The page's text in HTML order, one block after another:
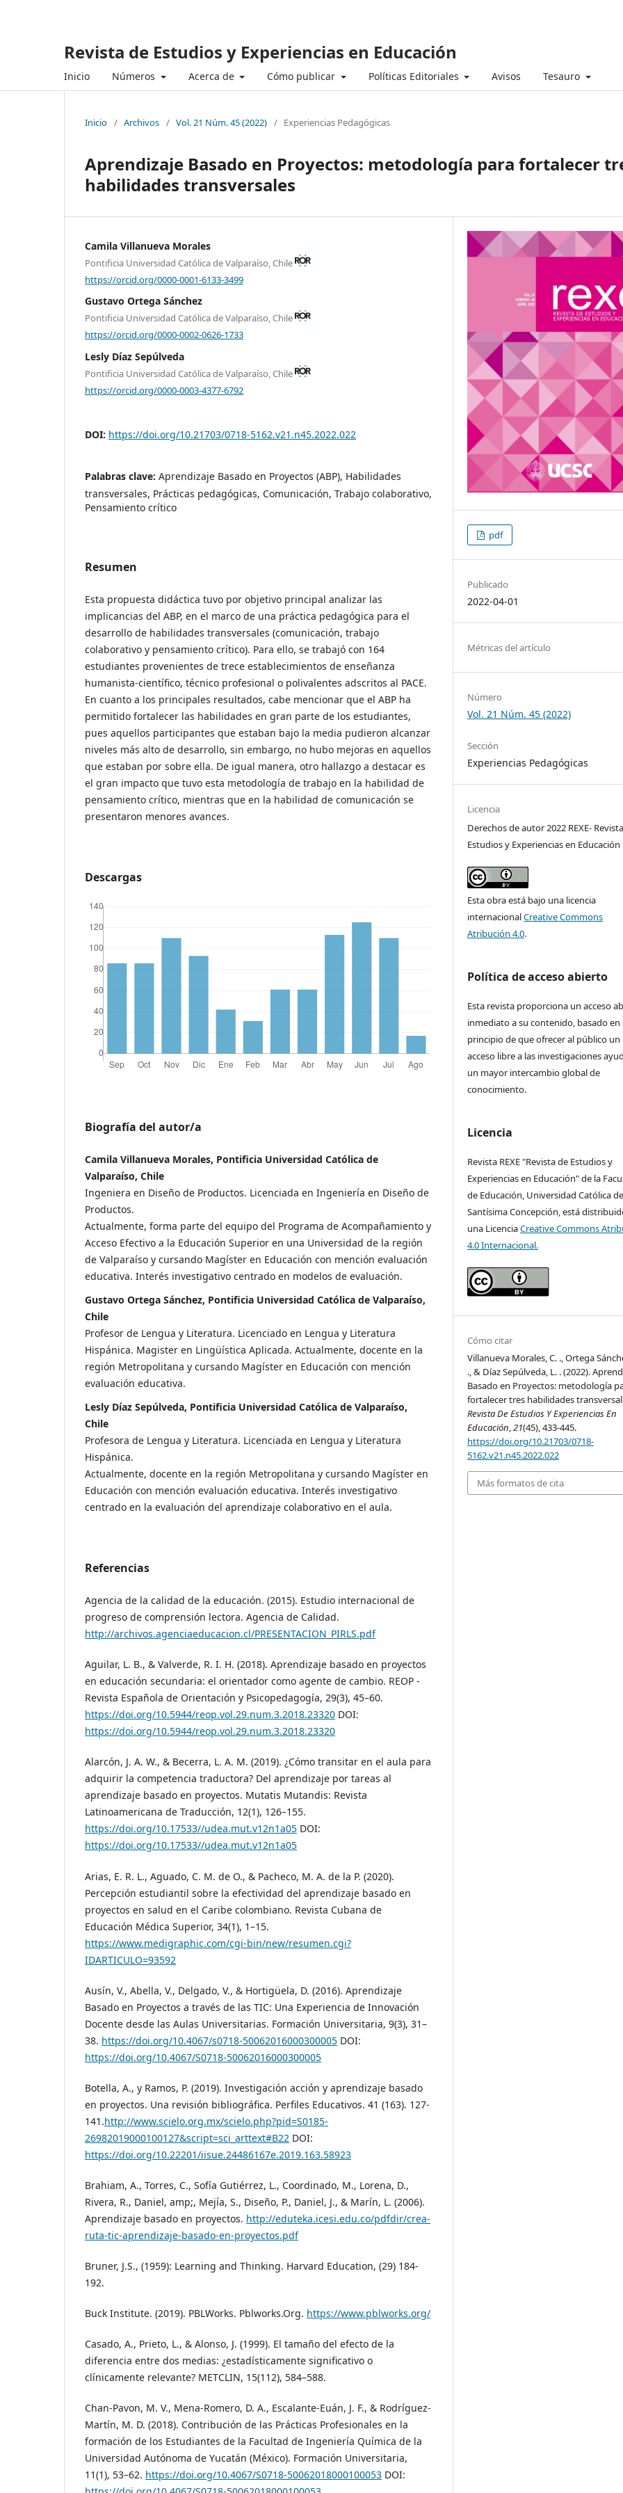
Revista de Estudios y Experiencias en Educación
Inicio Números Acerca de Cómo publicar Políticas Editoriales Avisos Tesauro
Inicio / Archivos / Vol. 21 Núm. 45 (2022) / Experiencias Pedagógicas
Aprendizaje Basado en Proyectos: metodología para fortalecer
habilidades transversales
Camila Villanueva Morales
Pontificia Universidad Católica de Valparaíso, Chile
https://orcid.org/0000-0001-6133-3499
Gustavo Ortega Sánchez
Pontificia Universidad Católica de Valparaíso, Chile
https://orcid.org/0000-0002-0626-1733
Lesly Díaz Sepúlveda
Pontificia Universidad Católica de Valparaíso, Chile
https://orcid.org/0000-0003-4377-6792
DOI: https://doi.org/10.21703/0718-5162.v21.n45.2022.022
Palabras clave: Aprendizaje Basado en Proyectos (ABP), Habilidades
transversales, Prácticas pedagógicas, Comunicación, Trabajo colaborativo,
Pensamiento crítico
Resumen
Esta propuesta didáctica tuvo por objetivo principal analizar las
implicancias del ABP, en el marco de una práctica pedagógica para el
desarrollo de habilidades transversales (comunicación, trabajo
colaborativo y pensamiento crítico). Para ello, se trabajó con 164
estudiantes provenientes de trece establecimientos de enseñanza
humanista-científico, técnico profesional o polivalentes adscritos al PACE.
En cuanto a los principales resultados, cabe mencionar que el ABP ha
permitido fortalecer las habilidades en gran parte de los estudiantes,
pues aquellos participantes que estaban bajo la media pudieron alcanzar
niveles más alto de desarrollo, sin embargo, no hubo mejoras en aquellos
que estaban por sobre ella. De igual manera, otro hallazgo a destacar es
el gran impacto que tuvo esta metodología de trabajo en la habilidad de
pensamiento crítico, mientras que en la habilidad de comunicación se
presentaron menores avances.
Descargas
Biografía del autor/a
Camila Villanueva Morales, Pontificia Universidad Católica de
Valparaíso, Chile
Ingeniera en Diseño de Productos. Licenciada en Ingeniería en Diseño de
Productos.
Actualmente, forma parte del equipo del Programa de Acompañamiento y
Acceso Efectivo a la Educación Superior en una Universidad de la región
de Valparaíso y cursando Magíster en Educación con mención evaluación
educativa. Interés investigativo centrado en modelos de evaluación.
Gustavo Ortega Sánchez, Pontificia Universidad Católica de Valparaíso,
Chile
Profesor de Lengua y Literatura. Licenciado en Lengua y Literatura
Hispánica. Magister en Lingüística Aplicada. Actualmente, docente en la
región Metropolitana y cursando Magíster en Educación con mención
evaluación educativa.
Lesly Díaz Sepúlveda, Pontificia Universidad Católica de Valparaíso,
Chile
Profesora de Lengua y Literatura. Licenciada en Lengua y Literatura
Hispánica.
Actualmente, docente en la región Metropolitana y cursando Magíster en
Educación con mención evaluación educativa. Interés investigativo
centrado en la evaluación del aprendizaje colaborativo en el aula.
Referencias
Agencia de la calidad de la educación. (2015). Estudio internacional de
progreso de comprensión lectora. Agencia de Calidad.
http://archivos.agenciaeducacion.cl/PRESENTACION_PIRLS.pdf
Aguilar, L. B., & Valverde, R. I. H. (2018). Aprendizaje basado en proyectos
en educación secundaria: el orientador como agente de cambio. REOP -
Revista Española de Orientación y Psicopedagogía, 29(3), 45–60.
https://doi.org/10.5944/reop.vol.29.num.3.2018.23320 DOI:
https://doi.org/10.5944/reop.vol.29.num.3.2018.23320
Alarcón, J. A. W., & Becerra, L. A. M. (2019). ¿Cómo transitar en el aula para
adquirir la competencia traductora? Del aprendizaje por tareas al
aprendizaje basado en proyectos. Mutatis Mutandis: Revista
Latinoamericana de Traducción, 12(1), 126–155.
https://doi.org/10.17533//udea.mut.v12n1a05 DOI:
https://doi.org/10.17533//udea.mut.v12n1a05
Arias, E. R. L., Aguado, C. M. de O., & Pacheco, M. A. de la P. (2020).
Percepción estudiantil sobre la efectividad del aprendizaje basado en
proyectos en salud en el Caribe colombiano. Revista Cubana de
Educación Médica Superior, 34(1), 1–15.
https://www.medigraphic.com/cgi-bin/new/resumen.cgi?
IDARTICULO=93592
Ausín, V., Abella, V., Delgado, V., & Hortigüela, D. (2016). Aprendizaje
Basado en Proyectos a través de las TIC: Una Experiencia de Innovación
Docente desde las Aulas Universitarias. Formación Universitaria, 9(3), 31–
38. https://doi.org/10.4067/s0718-50062016000300005 DOI:
https://doi.org/10.4067/S0718-50062016000300005
Botella, A., y Ramos, P. (2019). Investigación acción y aprendizaje basado
en proyectos. Una revisión bibliográfica. Perfiles Educativos. 41 (163). 127-
141.http://www.scielo.org.mx/scielo.php?pid=S0185-
26982019000100127&script=sci_arttext#B22 DOI:
https://doi.org/10.22201/iisue.24486167e.2019.163.58923
Brahiam, A., Torres, C., Sofía Gutiérrez, L., Coordinado, M., Lorena, D.,
Rivera, R., Daniel, amp;, Mejía, S., Diseño, P., Daniel, J., & Marín, L. (2006).
Aprendizaje basado en proyectos. http://eduteka.icesi.edu.co/pdfdir/crea-
ruta-tic-aprendizaje-basado-en-proyectos.pdf
Bruner, J.S., (1959): Learning and Thinking. Harvard Education, (29) 184-
192.
Buck Institute. (2019). PBLWorks. Pblworks.Org. https://www.pblworks.org/
Casado, A., Prieto, L., & Alonso, J. (1999). El tamaño del efecto de la
diferencia entre dos medias: ¿estadísticamente significativo o
clínicamente relevante? METCLIN, 15(112), 584–588.
Chan-Pavon, M. V., Mena-Romero, D. A., Escalante-Euán, J. F., & Rodríguez-
Martín, M. D. (2018). Contribución de las Prácticas Profesionales en la
formación de los Estudiantes de la Facultad de Ingeniería Química de la
Universidad Autónoma de Yucatán (México). Formación Universitaria,
11(1), 53–62. https://doi.org/10.4067/S0718-50062018000100053 DOI:
pdf
Publicado
2022-04-01
Métricas del artículo
Número
Vol. 21 Núm. 45 (2022)
Sección
Experiencias Pedagógicas
Licencia
Derechos de autor 2022 REXE-
Estudios y Experiencias en Educación
Esta obra está bajo una licencia
internacionalCreative Commons
Atribución 4.0.
Política de acceso abierto
Esta revista proporciona un acceso
inmediato a su contenido, basado en
principio de que ofrecer al público un
acceso libre a las investigaciones
un mayor intercambio global de
conocimiento.
Licencia
Revista REXE "Revista de Estudios y
Experiencias en Educación" de la
de Educación, Universidad Católica
Santísima Concepción, está
una LicenciaCreative Commons
4.0 Internacional.
Cómo citar
Villanueva Morales, C. ., Ortega
., & Díaz Sepúlveda, L. . (2022).
Basado en Proyectos: metodología
fortalecer tres habilidades
Revista De Estudios Y Experiencias En
Educación,21(45), 433-445.
https://doi.org/10.21703/0718-
5162.v21.n45.2022.022
Más formatos de cita